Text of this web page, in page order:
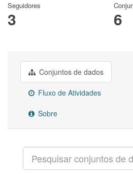
Seguidores
3 6
Conjuntos de dados
Fluxo de Atividades
Sobre